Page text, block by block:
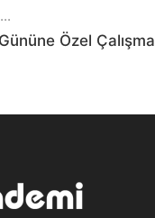
Özel Çalışma